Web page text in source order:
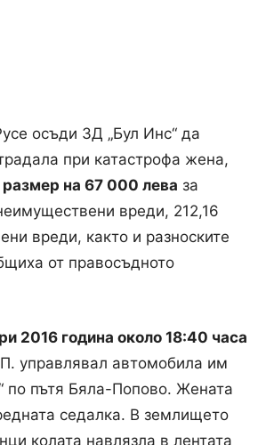
осъди ЗД „Бул Инс“ да
при катастрофа жена,
на 67 000 лева за
вреди, 212,16
вреди, както и разноските
от правосъдното
2016 година около 18:40 часа
управлявал автомобила им
по пътя Бяла-Попово. Жената
седалка. В землището
колата навлязла в лентата